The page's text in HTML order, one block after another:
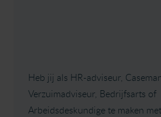
Heb jij als HR-adviseur,
Verzuimadviseur, Bedrijfsarts of
Arbeidsdeskundige te maken